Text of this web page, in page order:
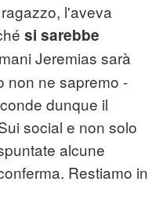
l'aveva
si sarebbe
Jeremias sarà
non ne sapremo -
dunque il
social e non solo
alcune
Restiamo in